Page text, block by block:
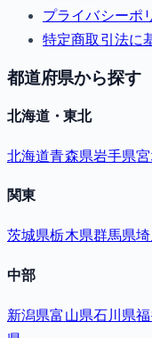
プライバシーポ
特定商取引法に
都道府県から探す
北海道・東北
北海道青森県岩手県
関東
茨城県栃木県群馬県
中部
新潟県富山県石川県